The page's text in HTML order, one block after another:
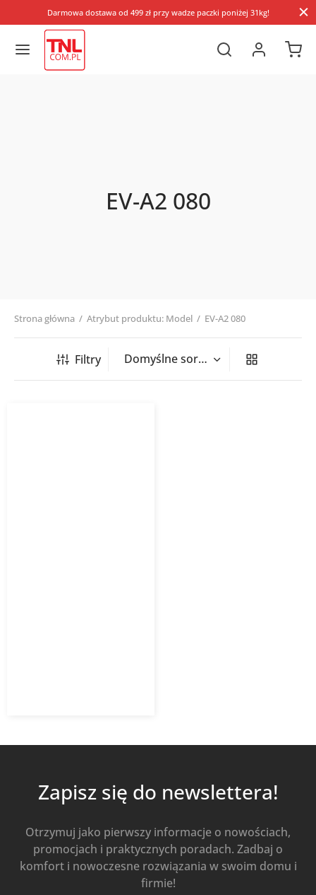
Darmowa dostawa od 499 zł przy wadze paczki poniżej 31kg!
EV-A2 080
Strona główna / Atrybut produktu: Model / EV-A2 080
Filtry
Zapisz się do newslettera!
Otrzymuj jako pierwszy informacje o nowościach,
promocjach i praktycznych poradach. Zadbaj o
komfort i nowoczesne rozwiązania w swoim domu i
firmie!